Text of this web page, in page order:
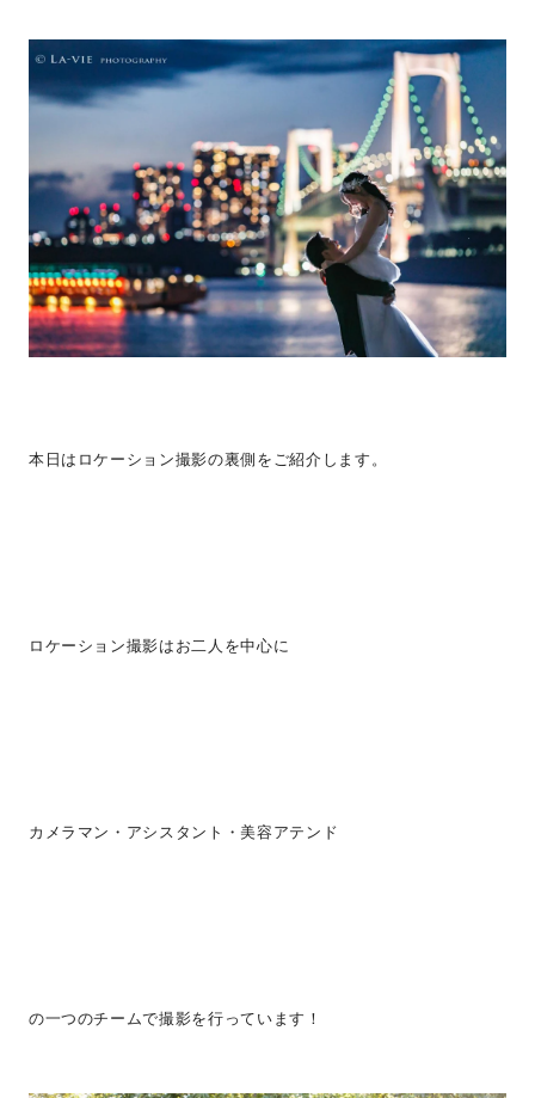
本日はロケーション撮影の裏側をご紹介します。
ロケーション撮影はお二人を中心に
カメラマン・アシスタント・美容アテンド
の一つのチームで撮影を行っています！